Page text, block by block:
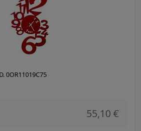
0OR11019C75
55,10 €